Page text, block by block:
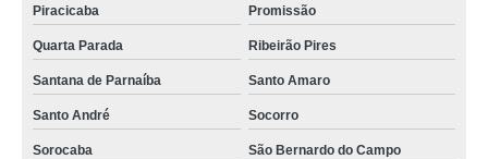
Piracicaba Promissão
Quarta Parada Ribeirão Pires
Santana de Parnaíba Santo Amaro
Santo André Socorro
Sorocaba São Bernardo do Campo